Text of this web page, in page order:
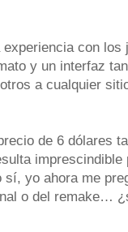
con
y un interfaz
a cualquier
de 6 dólares
imprescindible
yo ahora me
o del remake…